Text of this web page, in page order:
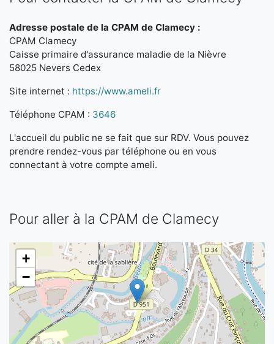
Adresse postale de la CPAM de Clamecy :
CPAM Clamecy
Caisse primaire d'assurance maladie de la Nièvre
58025 Nevers Cedex
Site internet : https://www.ameli.fr
Téléphone CPAM : 3646
L'accueil du public ne se fait que sur RDV. Vous pouvez
prendre rendez-vous par téléphone ou en vous
connectant à votre compte ameli.
Pour aller à la CPAM de Clamecy
+
−